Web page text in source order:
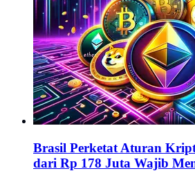
Brasil Perketat Aturan
dari Rp 178 Juta Wajib